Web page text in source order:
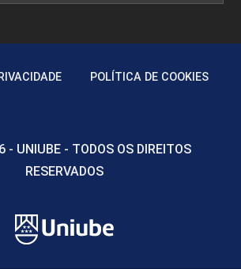
POLÍTICA DE COOKIES
- UNIUBE - TODOS OS DIREITOS
RESERVADOS